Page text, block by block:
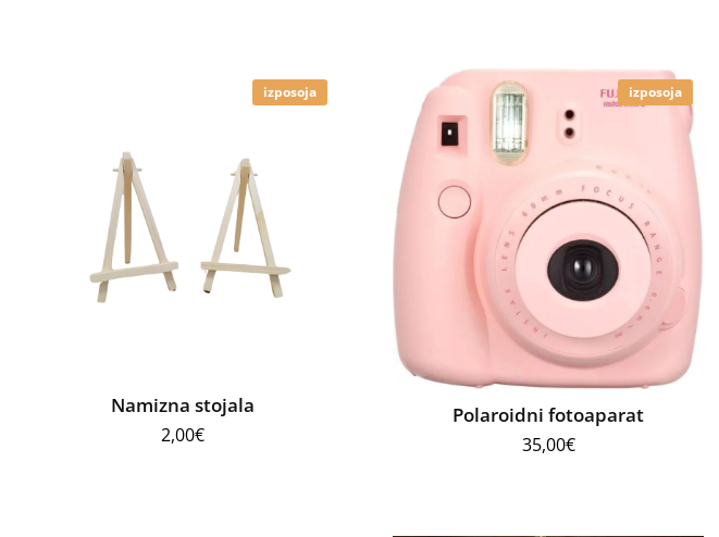
izposoja
Namizna stojala
2,00€
izposoja
Polaroidni fotoaparat
35,00€